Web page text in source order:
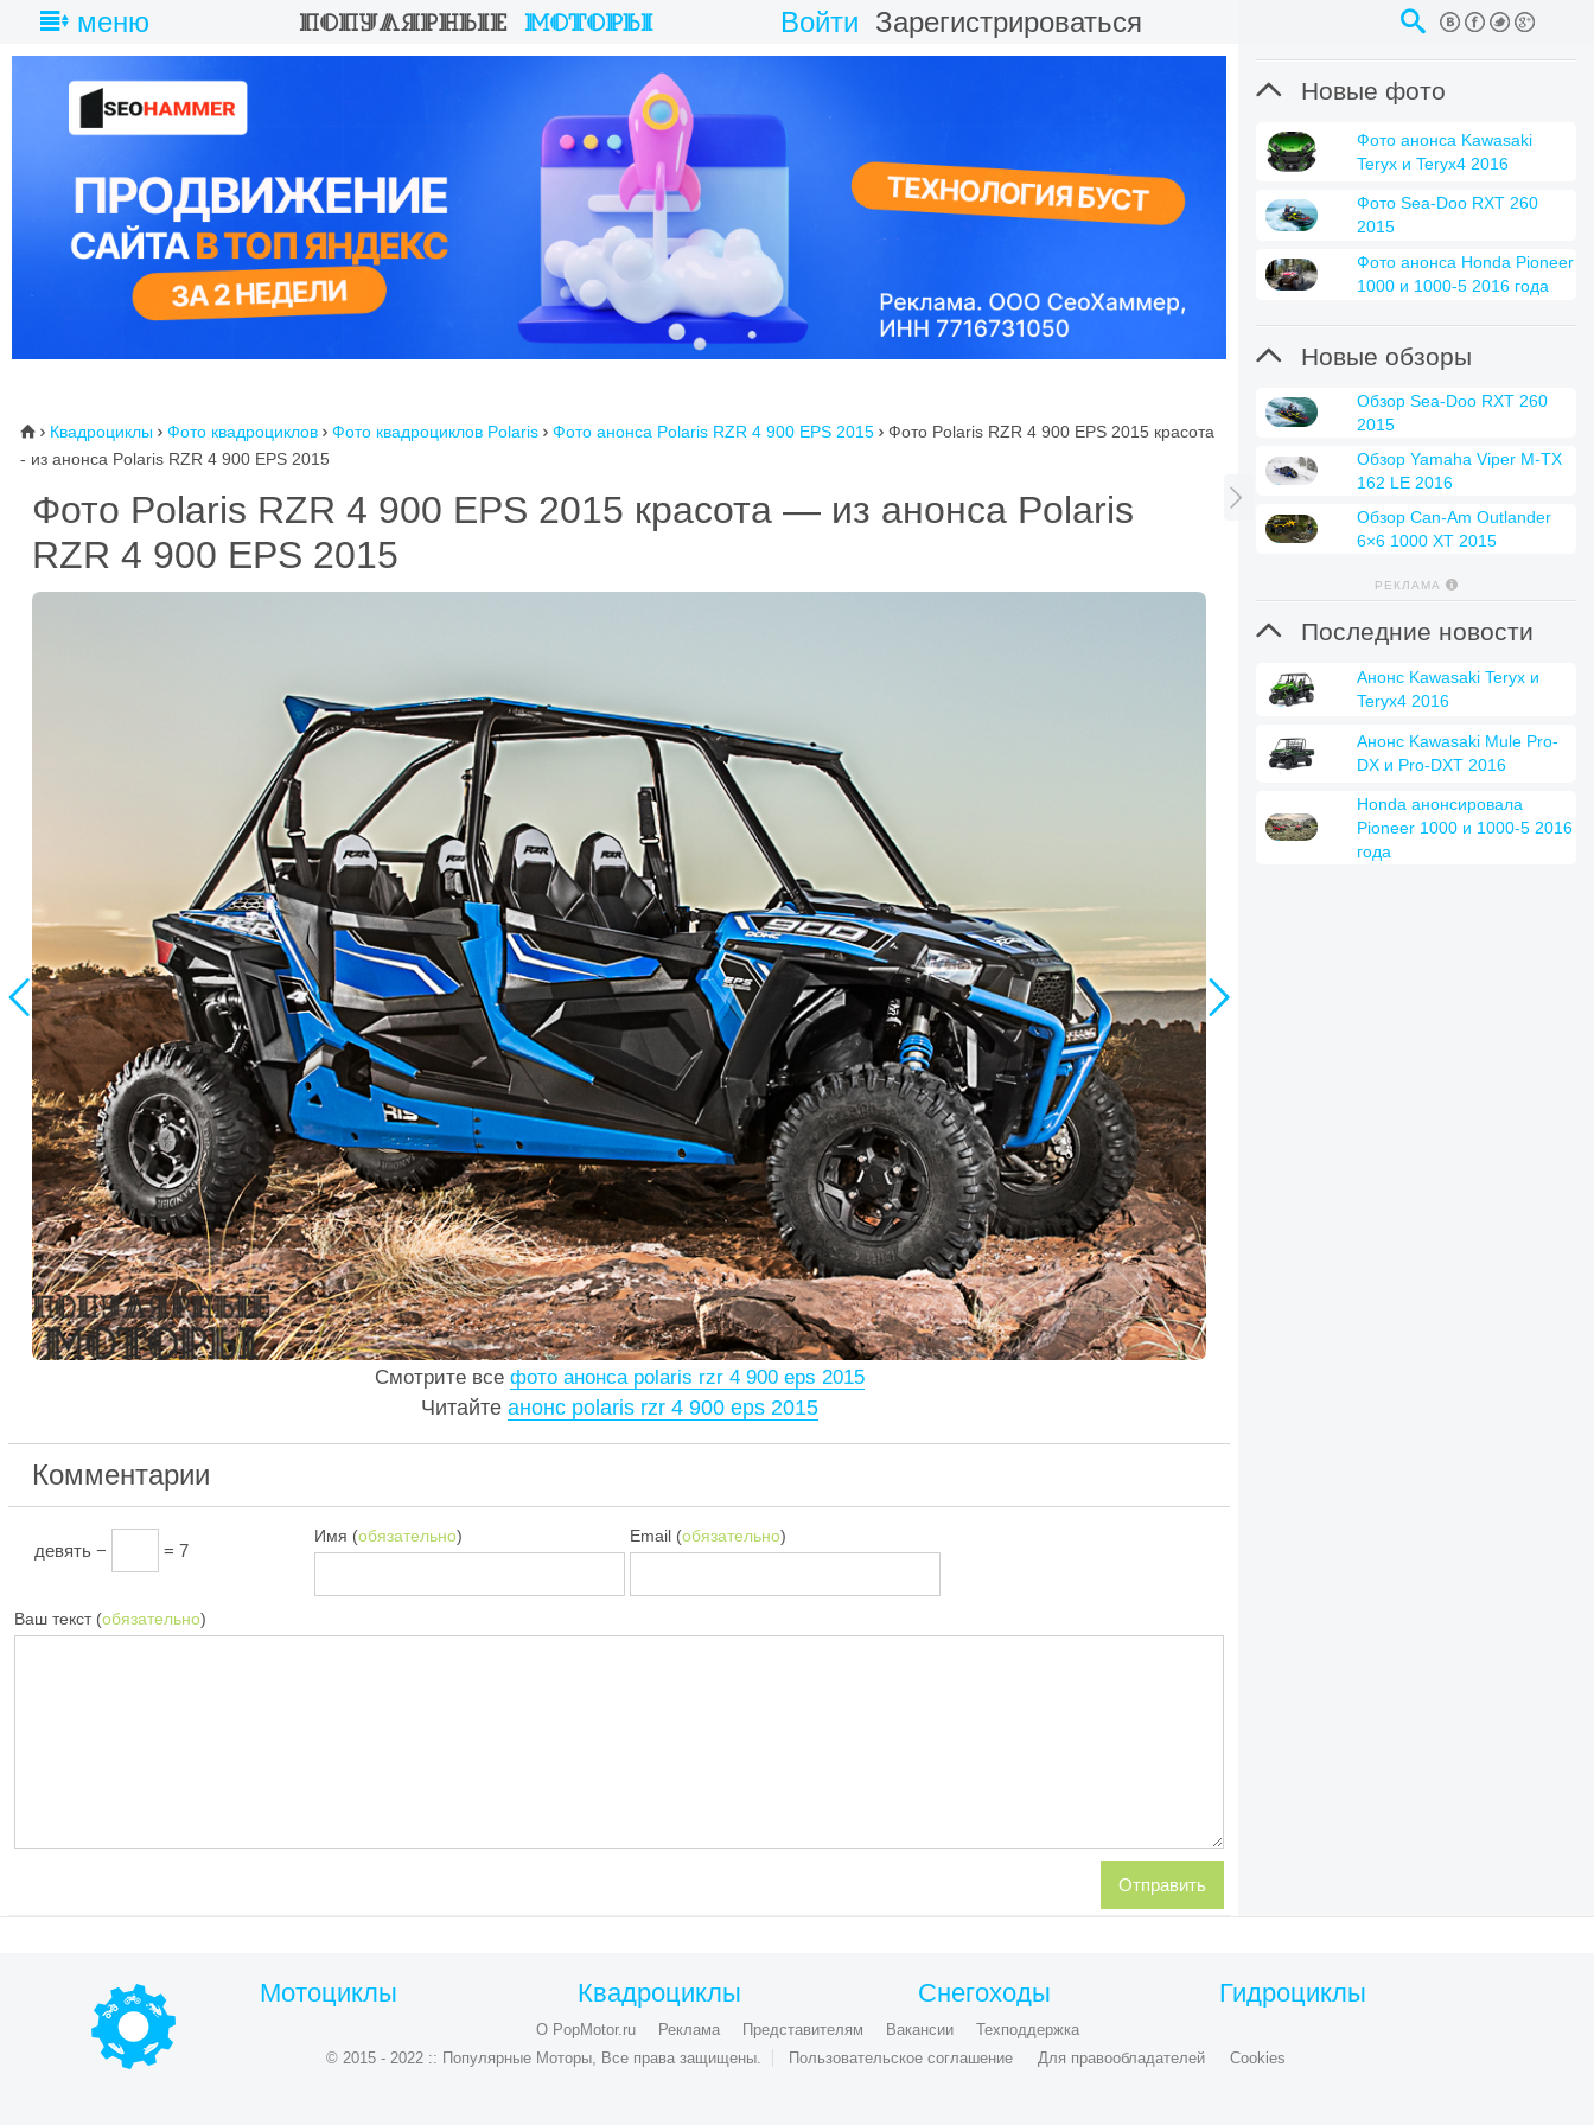
меню Войти Зарегистрироваться
⌂  Квадроциклы  Фото квадроциклов  Фото квадроциклов Polaris  Фото анонса Polaris RZR 4 900 EPS 2015  Фото Polaris RZR 4 900 EPS 2015 красота
- из анонса Polaris RZR 4 900 EPS 2015
Фото Polaris RZR 4 900 EPS 2015 красота — из анонса Polaris
RZR 4 900 EPS 2015
 
Смотрите все фото анонса polaris rzr 4 900 eps 2015
Читайте анонс polaris rzr 4 900 eps 2015
Комментарии
Имя (обязательно) Email (обязательно)
девять − = 7
Ваш текст (обязательно)

 Новые фото
Фото анонса Kawasaki
Teryx и Teryx4 2016
Фото Sea-Doo RXT 260
2015
Фото анонса Honda Pioneer
1000 и 1000-5 2016 года
 Новые обзоры
Обзор Sea-Doo RXT 260
2015
Обзор Yamaha Viper M-TX
162 LE 2016
Обзор Can-Am Outlander
6×6 1000 XT 2015
РЕКЛАМА
 Последние новости
Анонс Kawasaki Teryx и
Teryx4 2016
Анонс Kawasaki Mule Pro-
DX и Pro-DXT 2016
Honda анонсировала
Pioneer 1000 и 1000-5 2016
года
Мотоциклы Квадроциклы Снегоходы Гидроциклы
О PopMotor.ru Реклама Представителям Вакансии
Техподдержка
© 2015 - 2022 :: Популярные Моторы, Все права защищены.
Пользовательское соглашение Для правообладателей Cookies